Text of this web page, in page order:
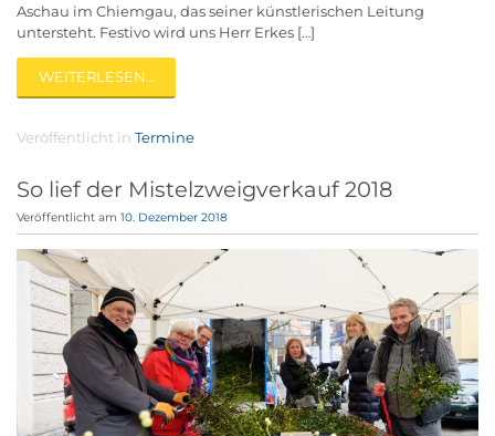
Aschau im Chiemgau, das seiner künstlerischen Leitung
untersteht. Festivo wird uns Herr Erkes […]
WEITERLESEN…
Veröffentlicht in Termine
So lief der Mistelzweigverkauf 2018
Veröffentlicht am 10. Dezember 2018